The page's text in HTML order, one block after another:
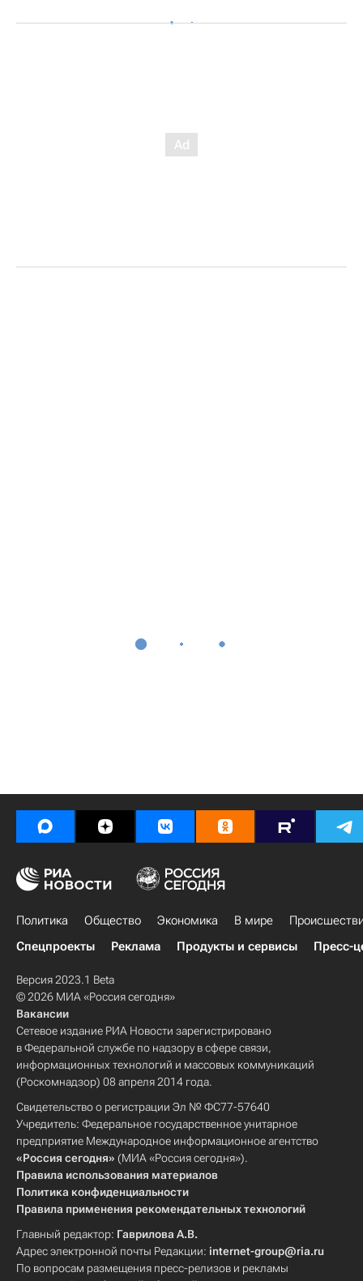
Политика Общество Экономика В мире
Спецпроекты
Реклама Продукты и сервисы Пресс-
Версия 2023.1 Beta
© 2026 МИА «Россия сегодня»
Вакансии
Сетевое издание РИА Новости зарегистрировано
в Федеральной службе по надзору в сфере связи,
информационных технологий и массовых коммуникаций
(Роскомнадзор) 08 апреля 2014 года.
Свидетельство о регистрации Эл № ФС77-57640
Учредитель: Федеральное государственное унитарное
предприятие Международное информационное агентство
«Россия сегодня» (МИА «Россия сегодня»).
Правила использования материалов
Политика конфиденциальности
Правила применения рекомендательных технологий
Главный редактор: Гаврилова А.В.
Адрес электронной почты Редакции: internet-group@ria.ru
По вопросам размещения пресс-релизов и рекламы